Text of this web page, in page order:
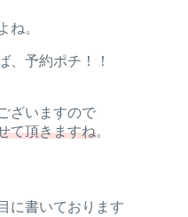
ね。
、予約ポチ！！
ざいますので
て頂きますね。
に書いております